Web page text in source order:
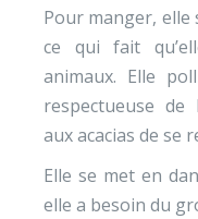
Pour manger, elle
ce qui fait
animaux. Elle
respectueuse de
aux acacias de se
Elle se met en
elle a besoin du